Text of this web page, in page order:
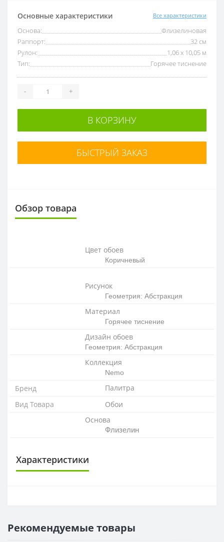
Основные характеристики Все характеристики
Основа:
Флизелиновая
Раппорт:
32 см
Рулон:
1,06 x 10,05 м
Тип:
Горячее тиснение
- +
В КОРЗИНУ
БЫСТРЫЙ ЗАКАЗ
Обзор товара
Цвет обоев
Коричневый
Рисунок
Геометрия: Абстракция
Материал
Горячее тиснение
Дизайн обоев
Геометрия: Абстракция
Коллекция
Nemo
Бренд
Палитра
Вид Товара
Обои
Основа
Флизелин
Характеристики
РАППОРТ
Рекомендуемые товары